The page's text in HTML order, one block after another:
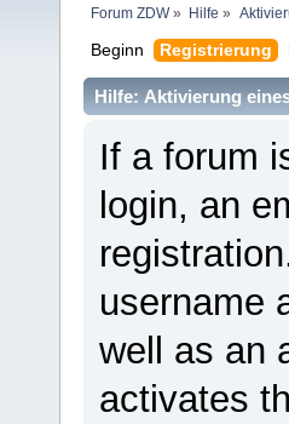
Forum ZDW» Hilfe »
Beginn Registrierung
Hilfe: Aktivierung
If a forum
login, an
username
well as an
activates